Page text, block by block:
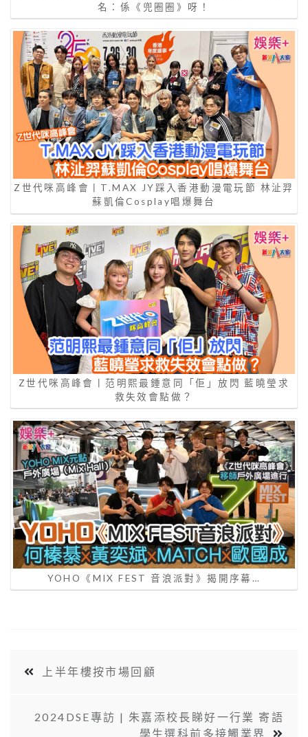
名：係《兜圈圈》呀！
Z世代咪高峰會丨T.MAX JY踩入香港動漫電玩節 林沚羿
蘇凱倫Cosplay唱爆舞台
Z世代咪高峰會丨范明熙最鍾意同「佢」放閃 藍曉瑩求
救失效會點做？
YOHO《MIX FEST 音浪派對》揭開序幕…
上半年樓按市場回顧
2024DSE專訪 | 朱嘉添校長睇好一行業 寄語
學生選科前多接觸業界